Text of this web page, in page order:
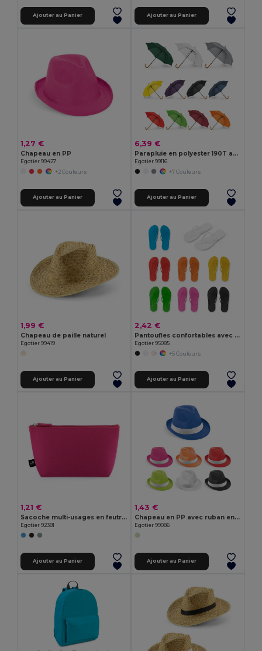
Ajouter au Panier Ajouter au Panier
1,27 €
Chapeau en PP
Egotier 99427
+2 Couleurs
Ajouter au Panier
6,39 €
Parapluie en polyester 190T avec ouverture automatique
Egotier 99116
+7 Couleurs
Ajouter au Panier
1,99 €
Chapeau de paille naturel
Egotier 99419
Ajouter au Panier
2,42 €
Pantoufles confortables avec semelle en PE et sangle en PVC
Egotier 95085
+5 Couleurs
Ajouter au Panier
1,21 €
Sacoche multi-usages en feutrine recyclée (100% rPET)
Egotier 92381
Ajouter au Panier
1,43 €
Chapeau en PP avec ruban en polyester blanc
Egotier 99086
Ajouter au Panier